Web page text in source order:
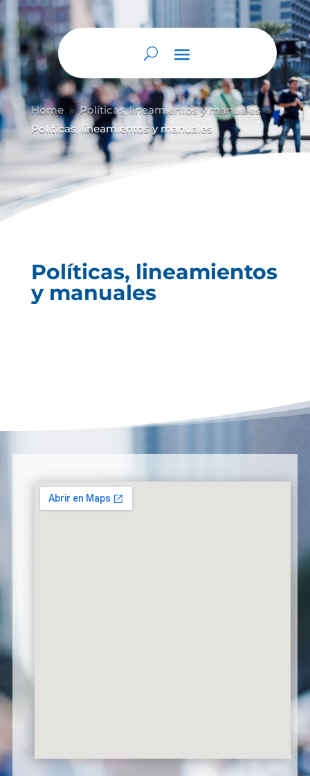
Home 9 Políticas, lineamientos y manuales 9
Políticas, lineamientos y manuales
Políticas, lineamientos
y manuales